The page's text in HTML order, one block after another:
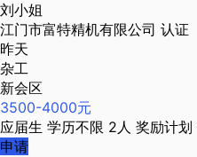
刘小姐
江门市富特精机有限公司 认证
昨天
杂工
新会区
3500-4000元
应届生 学历不限 2人 奖励计划
申请